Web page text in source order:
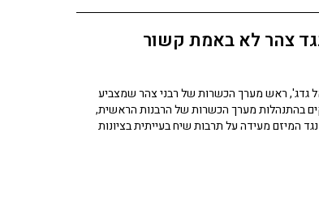
צהר לא באמת קשור
גדג', ראש מערך הכשרות של רבני צהר שמצביע
בהתנהלות מערך הכשרות של הרבנות הראשית,
המיזם מעידה על תרבות שיח בעייתית בציונות